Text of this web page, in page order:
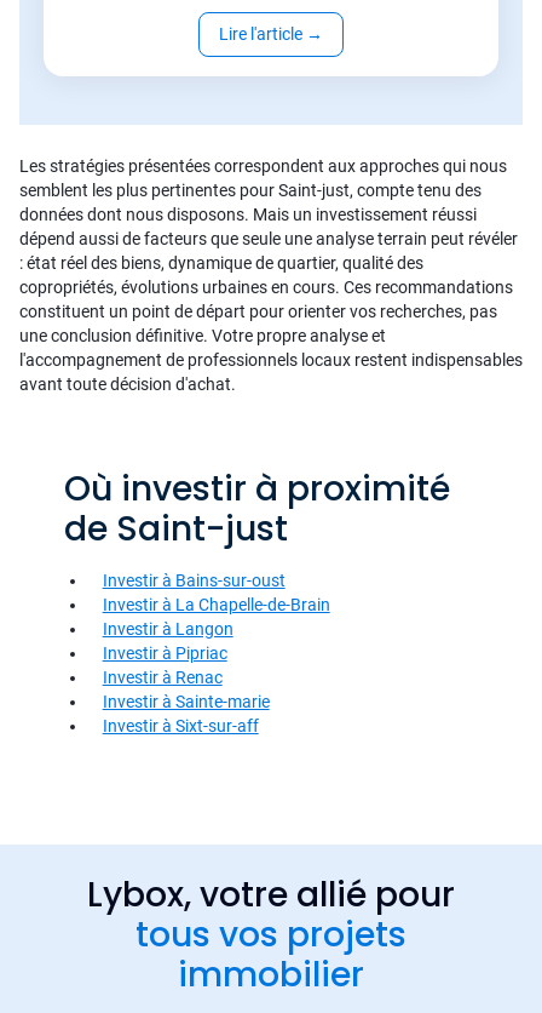
Lire l'article →
Les stratégies présentées correspondent aux approches qui nous
semblent les plus pertinentes pour Saint-just, compte tenu des
données dont nous disposons. Mais un investissement réussi
dépend aussi de facteurs que seule une analyse terrain peut révéler
: état réel des biens, dynamique de quartier, qualité des
copropriétés, évolutions urbaines en cours. Ces recommandations
constituent un point de départ pour orienter vos recherches, pas
une conclusion définitive. Votre propre analyse et
l'accompagnement de professionnels locaux restent indispensables
avant toute décision d'achat.
Où investir à proximité
de Saint-just
Investir à Bains-sur-oust
Investir à La Chapelle-de-Brain
Investir à Langon
Investir à Pipriac
Investir à Renac
Investir à Sainte-marie
Investir à Sixt-sur-aff
Lybox, votre allié pour
tous vos projets
immobilier